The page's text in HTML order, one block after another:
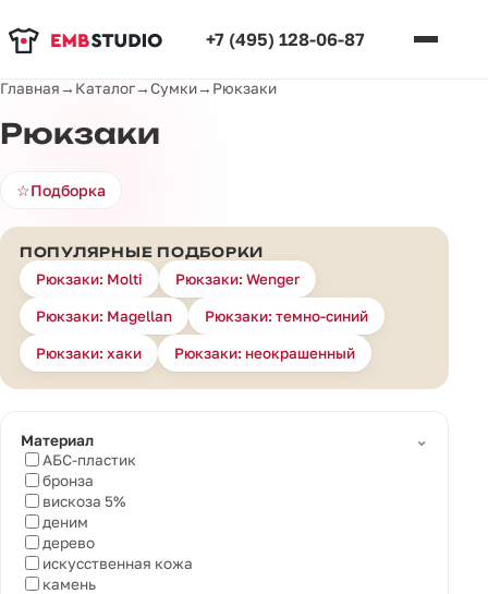
+7 (495) 128-06-87
Главная→ Каталог→Сумки→ Рюкзаки
Рюкзаки
☆Подборка
ПОПУЛЯРНЫЕ ПОДБОРКИ
Рюкзаки: Molti Рюкзаки: Wenger
Рюкзаки: Magellan Рюкзаки: темно-синий
Рюкзаки: хаки Рюкзаки: неокрашенный
Материал
⌄
АБС-пластик
бронза
вискоза 5%
деним
дерево
искусственная кожа
камень